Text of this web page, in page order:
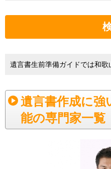
遺言書生前準備ガイドでは和
遺言書作成に強
能の専門家一覧